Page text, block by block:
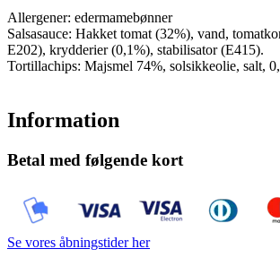
Allergener: edermamebønner
Salsasauce: Hakket tomat (32%), vand,
E202), krydderier (0,1%), stabilisator (E415).
Tortillachips: Majsmel 74%, solsikkeolie, salt,
Information
Betal med følgende kort
Se vores åbningstider her